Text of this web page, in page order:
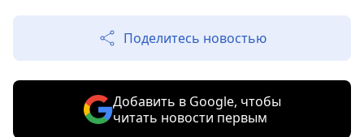
Поделитесь новостью
Добавить в Google, чтобы
читать новости первым